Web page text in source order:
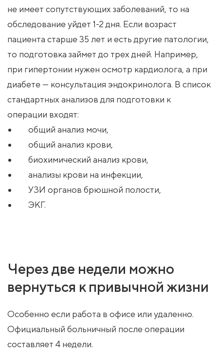
не имеет сопутствующих заболеваний, то на
обследование уйдет 1-2 дня. Если возраст
пациента старше 35 лет и есть другие патологии,
то подготовка займет до трех дней. Например,
при гипертонии нужен осмотр кардиолога, а при
диабете — консультация эндокринолога. В список
стандартных анализов для подготовки к
операции входят:
общий анализ мочи,
общий анализ крови,
биохимический анализ крови,
анализы крови на инфекции,
УЗИ органов брюшной полости,
ЭКГ.
Через две недели можно
вернуться к привычной жизни
Особенно если работа в офисе или удаленно.
Официальный больничный после операции
составляет 4 недели.